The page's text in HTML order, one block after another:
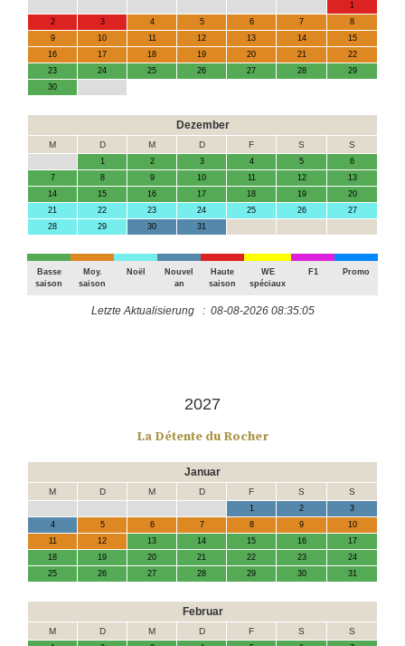
1
2
3 4 5 6 7
8
9
10 11 12 13 14
15
16
17 18 19 20 21
22
23
24 25 26 27 28
29
30
Dezember
M D M D F S S
1 2 3 4 5
6
7
8 9 10 11 12
13
14
15 16 17 18 19
20
21
22 23 24 25 26
27
28
29 30 31
Basse
saison
Moy.
saison
Noël
Nouvel
an
Haute
saison
WE
spéciaux
F1 Promo
Letzte Aktualisierung : 08-08-2026 08:35:05
2027
La Détente du Rocher
Januar
M D M D F S S
1 2
3
4
5 6 7 8 9
10
11
12 13 14 15 16
17
18
19 20 21 22 23
24
25
26 27 28 29 30 31
Februar
M D M D F S S